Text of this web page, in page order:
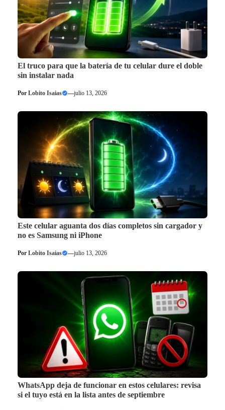
El truco para que la batería de tu celular dure el doble
sin instalar nada
Por Lobito Isaias —julio 13, 2026
Este celular aguanta dos días completos sin cargador y
no es Samsung ni iPhone
Por Lobito Isaias —julio 13, 2026
WhatsApp deja de funcionar en estos celulares: revisa
si el tuyo está en la lista antes de septiembre